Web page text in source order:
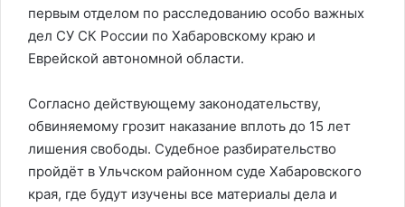
первым отделом по расследованию особо важных
дел СУ СК России по Хабаровскому краю и
Еврейской автономной области.
Согласно действующему законодательству,
обвиняемому грозит наказание вплоть до 15 лет
лишения свободы. Судебное разбирательство
пройдёт в Ульчском районном суде Хабаровского
края, где будут изучены все материалы дела и